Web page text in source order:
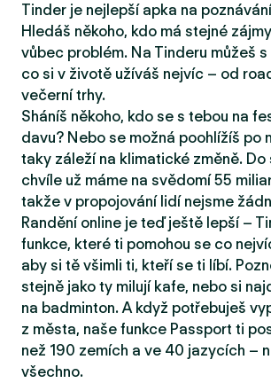
Tinder je nejlepší apka na
Hledáš někoho, kdo má stejné
vůbec problém. Na Tinderu můžeš
co si v životě užíváš nejvíc – od
večerní trhy.
Sháníš někoho, kdo se s tebou na
davu? Nebo se možná poohlížíš po
taky záleží na klimatické změně. Do
chvíle už máme na svědomí 55
takže v propojování lidí nejsme
Randění online je teď ještě lepší –
funkce, které ti pomohou se co
aby si tě všimli ti, kteří se ti líbí.
stejně jako ty milují kafe, nebo si
na badminton. A když potřebuješ
z města, naše funkce Passport ti
než 190 zemích a ve 40 jazycích –
všechno.